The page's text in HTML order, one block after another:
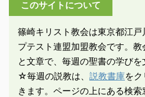
教世界からの圧迫と誘惑
トの福音から逸脱する異
なった教えが入り込み、
異教的環境に ...
このサイトについて
篠崎キリスト教会は東京都江
プテスト連盟加盟教会です。
と文章で、毎週の聖書の学びを
☆毎週の説教は、 説教書庫を
きます。ページの上にある検